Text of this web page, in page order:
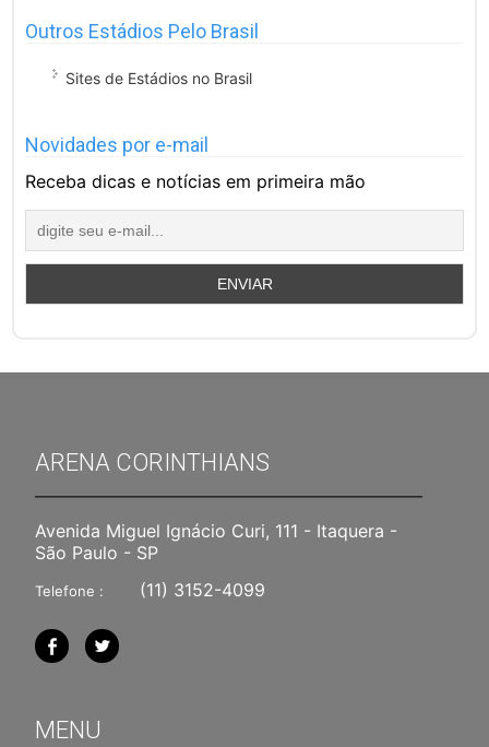
Outros Estádios Pelo Brasil
Sites de Estádios no Brasil
Novidades por e-mail
Receba dicas e notícias em primeira mão
ARENA CORINTHIANS
Avenida Miguel Ignácio Curi, 111 - Itaquera -
São Paulo - SP
Telefone : (11) 3152-4099
MENU